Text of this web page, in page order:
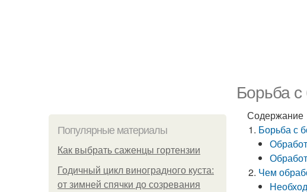
Борьба с
Популярные материалы
Как выбрать саженцы гортензии
Годичный цикл виноградного куста:
от зимней спячки до созревания
Содержание
Борьба с
Чем